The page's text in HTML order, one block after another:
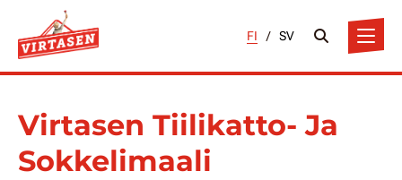
FI / SV
Virtasen Tiilikatto- Ja
Sokkelimaali